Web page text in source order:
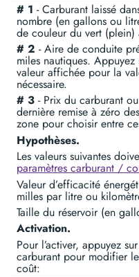
# 1 - Carburant laissé
nombre (en gallons ou
de couleur du vert
# 2 - Aire de conduite
miles nautiques.
valeur affichée pour la
nécessaire.
# 3 - Prix du carburant
dernière remise à zéro
zone pour choisir entre
Hypothèses.
Les valeurs suivantes
paramètres carburant /
Valeur d’efficacité
milles par litre ou
Taille du réservoir (en
Activation.
Pour l’activer, appuyez
carburant pour modifier
coût: